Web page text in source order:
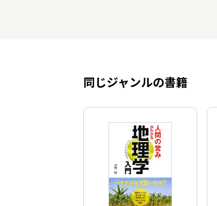
同じジャンルの書籍